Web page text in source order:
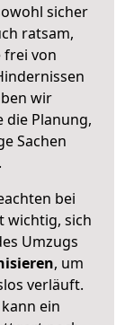
sicher
ratsam,
frei von
wir
die Planung,
Sachen
bei
wichtig, sich
Umzugs
, um
verläuft.
ein